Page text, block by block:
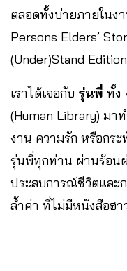
ตลอดทั้งบ่ายภายในง
Persons Elders’
(Under)Stand Edition
เราได้เจอกับ รุ่นพี่ ทั้ง
(Human Library) ม
งาน ความรัก หรือกร
รุ่นพี่ทุกท่าน ผ่านร้อน
ประสบการณ์ชีวิตและ
ล้ำค่า ที่ไม่มีหนังสือฮา